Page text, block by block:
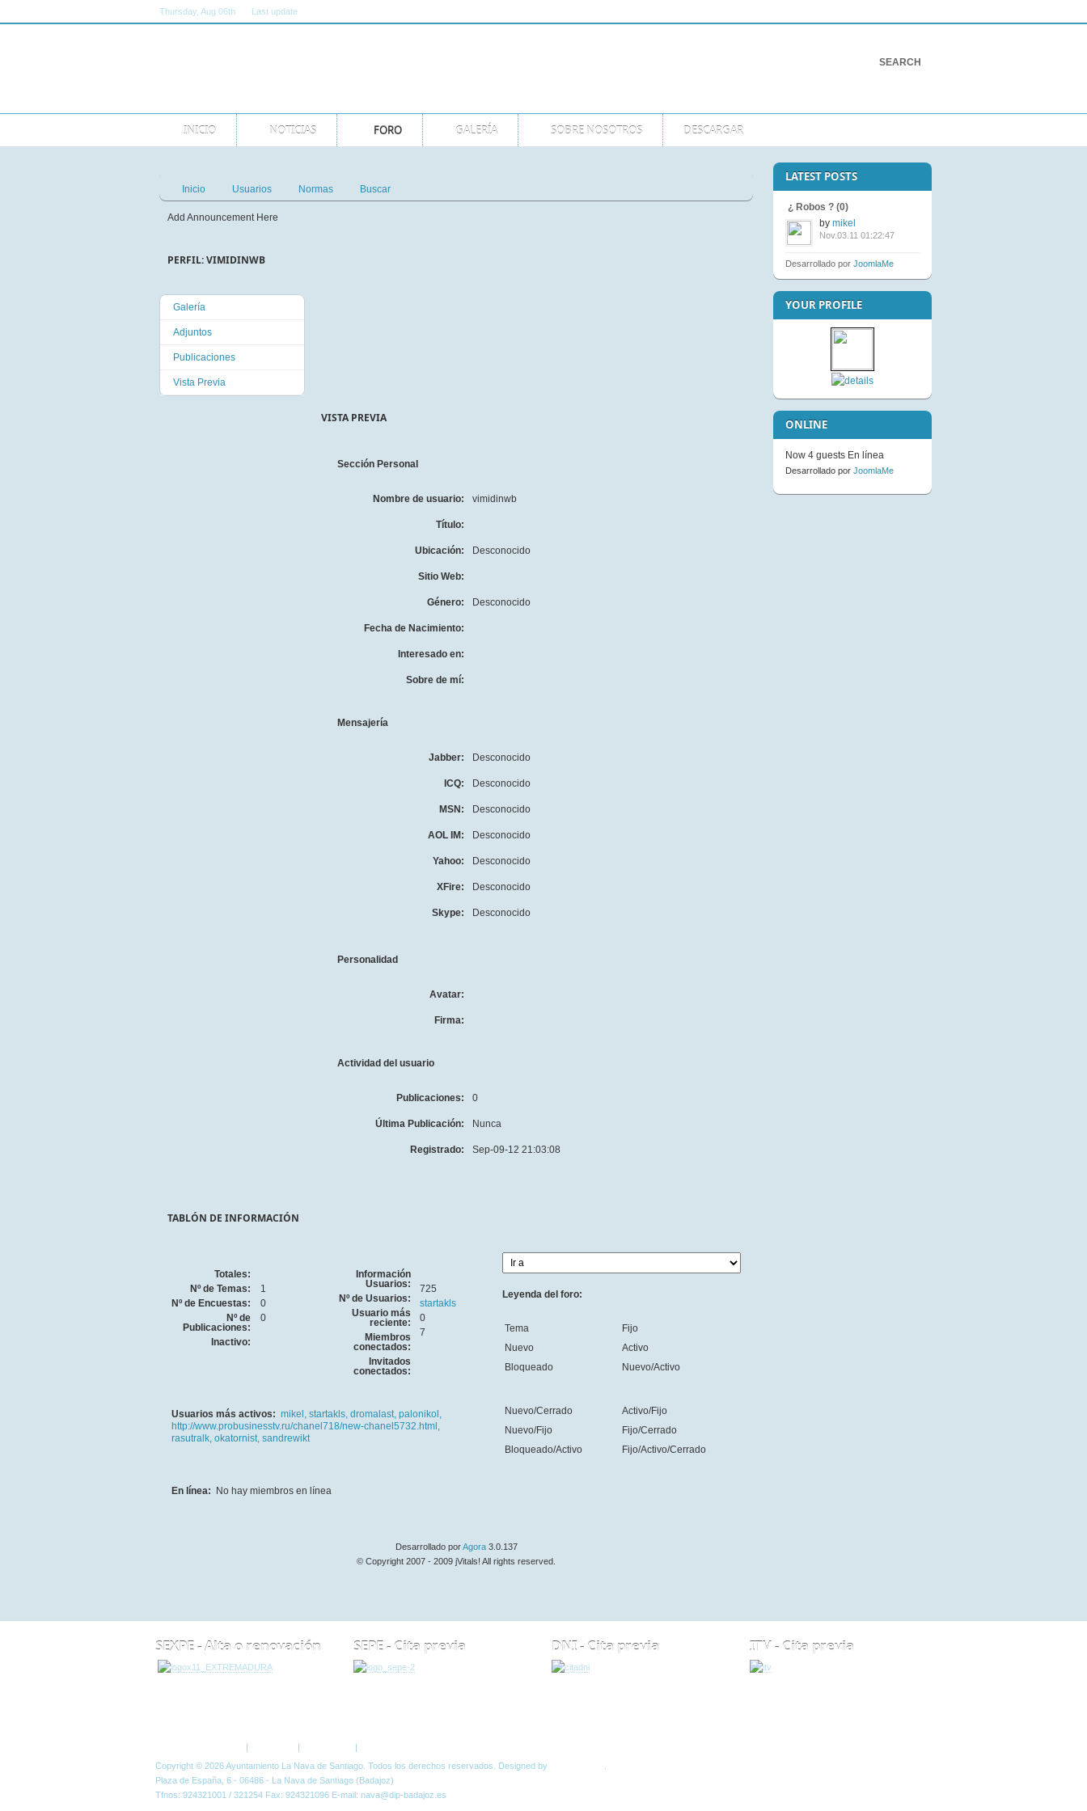
Thursday , Aug 06th Last update
INICIO NOTICIAS FORO GALERÍA SOBRE NOSOTROS DESCARGAR
Inicio Usuarios Normas Buscar
Add Announcement Here
PERFIL: VIMIDINWB
Galería
Adjuntos
Publicaciones
Vista Previa
VISTA PREVIA
Sección Personal
Nombre de usuario: vimidinwb
Título:
Ubicación: Desconocido
Sitio Web:
Género: Desconocido
Fecha de Nacimiento:
Interesado en:
Sobre de mí:
Mensajería
Jabber: Desconocido
ICQ: Desconocido
MSN: Desconocido
AOL IM: Desconocido
Yahoo: Desconocido
XFire: Desconocido
Skype: Desconocido
Personalidad
Avatar:
Firma:
Actividad del usuario
Publicaciones: 0
Última Publicación: Nunca
Registrado: Sep-09-12 21:03:08
TABLÓN DE INFORMACIÓN
Totales:
Nº de Temas:
1
Nº de Encuestas:
0
Nº de
Publicaciones:
0
Inactivo:
Información
Usuarios:
Nº de Usuarios:
725
Usuario más
reciente:
startakls
Miembros
conectados:
0
Invitados
conectados:
7
Usuarios más activos: mikel, startakls, dromalast, palonikol,
http://www.probusinesstv.ru/chanel718/new-chanel5732.html,
rasutralk, okatornist, sandrewikt
En línea: No hay miembros en línea
Leyenda del foro:
Tema
Nuevo
Bloqueado
Fijo
Activo
Nuevo/Activo
Nuevo/Cerrado
Nuevo/Fijo
Bloqueado/Activo
Activo/Fijo
Fijo/Cerrado
Fijo/Activo/Cerrado
Desarrollado porAgora3.0.137
© Copyright 2007 - 2009 jVitals! All rights reserved.
LATEST POSTS
¿ Robos ? (0)
bymikel
Nov.03.11 01:22:47
Desarrollado porJoomlaMe
YOUR PROFILE
Not Available to Guests
ONLINE
Now 4 guests En línea
Desarrollado porJoomlaMe
SEXPE - Alta o renovación SEPE - Cita previa DNI - Cita previa ITV - Cita previa
| | |
Copyright © 2026 Ayuntamiento La Nava de Santiago. Todos los derechos reservados. Designed by
Plaza de España, 6 - 06486 - La Nava de Santiago (Badajoz)
Tfnos: 924321001 / 321254 Fax: 924321096 E-mail: nava@dip-badajoz.es